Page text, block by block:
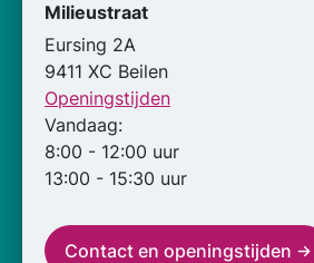
Milieustraat
Eursing 2A
9411 XC Beilen
Openingstijden
Vandaag:
8:00 - 12:00 uur
13:00 - 15:30 uur
Contact en openingstijden